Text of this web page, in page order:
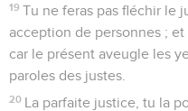
19 Tu ne feras pas fléchir le
acception de personnes ;
car le présent aveugle les
paroles des justes.
20 La parfaite justice, tu la